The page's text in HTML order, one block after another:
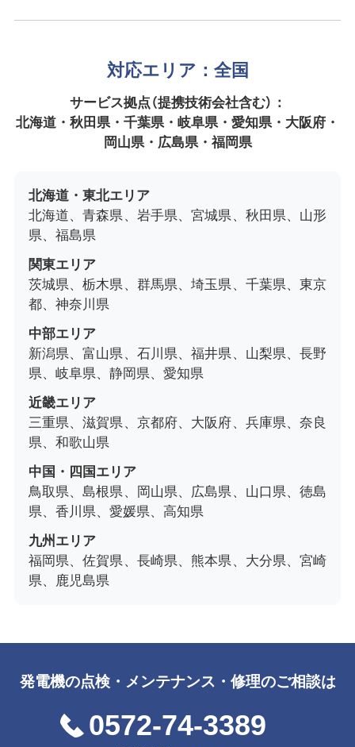
対応エリア：全国
サービス拠点（提携技術会社含む）：
北海道・秋田県・千葉県・岐阜県・愛知県・大阪府・
岡山県・広島県・福岡県
北海道・東北エリア
北海道、青森県、岩手県、宮城県、秋田県、山形
県、福島県
関東エリア
茨城県、栃木県、群馬県、埼玉県、千葉県、東京
都、神奈川県
中部エリア
新潟県、富山県、石川県、福井県、山梨県、長野
県、岐阜県、静岡県、愛知県
近畿エリア
三重県、滋賀県、京都府、大阪府、兵庫県、奈良
県、和歌山県
中国・四国エリア
鳥取県、島根県、岡山県、広島県、山口県、徳島
県、香川県、愛媛県、高知県
九州エリア
福岡県、佐賀県、長崎県、熊本県、大分県、宮崎
県、鹿児島県
発電機の点検・メンテナンス・修理のご相談は
0572-74-3389